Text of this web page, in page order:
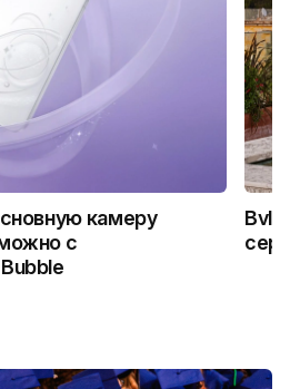
камеру
с